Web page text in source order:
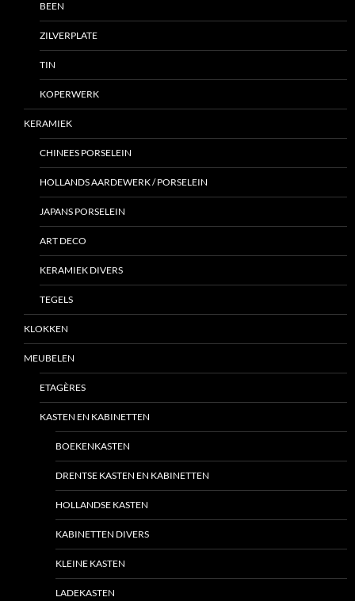
BEEN
ZILVERPLATE
TIN
KOPERWERK
KERAMIEK
CHINEES PORSELEIN
HOLLANDS AARDEWERK / PORSELEIN
JAPANS PORSELEIN
ART DECO
KERAMIEK DIVERS
TEGELS
KLOKKEN
MEUBELEN
ETAGÈRES
KASTEN EN KABINETTEN
BOEKENKASTEN
DRENTSE KASTEN EN KABINETTEN
HOLLANDSE KASTEN
KABINETTEN DIVERS
KLEINE KASTEN
LADEKASTEN